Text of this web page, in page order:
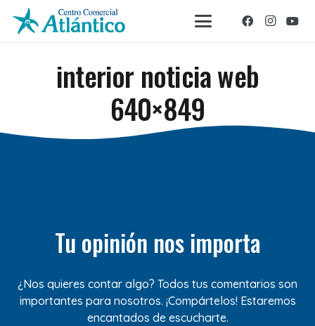
interior noticia web
640×849
Tu opinión nos importa
¿Nos quieres contar algo? Todos tus comentarios son
importantes para nosotros. ¡Compártelos! Estaremos
encantados de escucharte.